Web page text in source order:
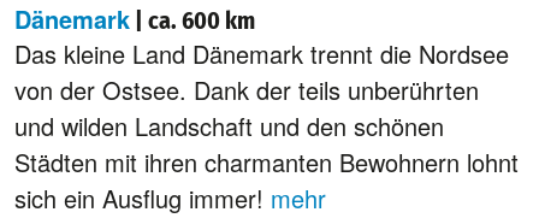
Dänemark | ca. 600 km
Das kleine Land Dänemark trennt die Nordsee
von der Ostsee. Dank der teils unberührten
und wilden Landschaft und den schönen
Städten mit ihren charmanten Bewohnern lohnt
sich ein Ausflug immer! mehr